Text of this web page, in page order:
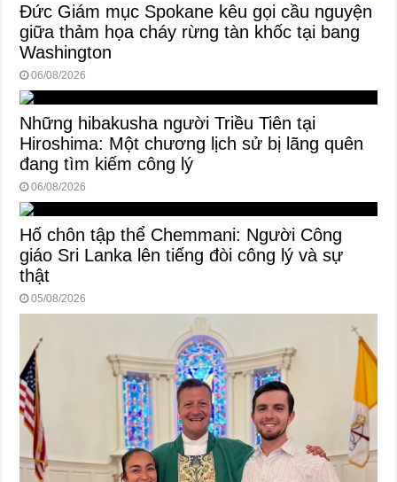
Đức Giám mục Spokane kêu gọi cầu nguyện
giữa thảm họa cháy rừng tàn khốc tại bang
Washington
06/08/2026
Những hibakusha người Triều Tiên tại
Hiroshima: Một chương lịch sử bị lãng quên
đang tìm kiếm công lý
06/08/2026
Hố chôn tập thể Chemmani: Người Công
giáo Sri Lanka lên tiếng đòi công lý và sự
thật
05/08/2026